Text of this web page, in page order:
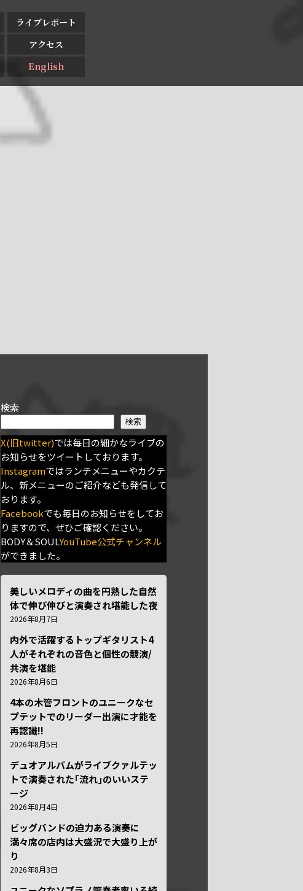
ライブレポート
アクセス
English
検索
検索
X(旧twitter)では毎日の細かなライブの
お知らせをツイートしております。
Instagramではランチメニューやカクテ
ル、新メニューのご紹介なども発信して
おります。
Facebookでも毎日のお知らせをしてお
りますので、ぜひご確認ください。
BODY＆SOULYouTube公式チャンネル
ができました。
美しいメロディの曲を円熟した自然
体で伸び伸びと演奏され堪能した夜
2026年8月7日
内外で活躍するトップギタリスト4
人がそれぞれの音色と個性の競演/
共演を堪能
2026年8月6日
4本の木管フロントのユニークなセ
プテットでのリーダー出演に才能を
再認識!!
2026年8月5日
デュオアルバムがライブクァルテッ
トで演奏された｢流れ｣のいいステ
ージ
2026年8月4日
ビッグバンドの迫力ある演奏に
満々席の店内は大盛況で大盛り上が
り
2026年8月3日